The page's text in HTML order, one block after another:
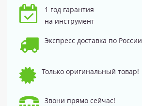
1 год гарантия
на инструмент
Экспресс доставка по России
Только оригинальный товар!
Звони прямо сейчас!